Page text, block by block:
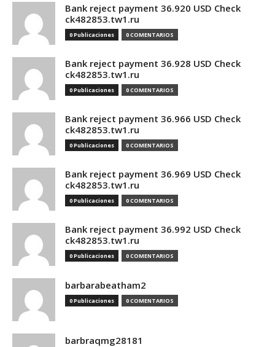
Bank reject payment 36.920 USD Check
ck482853.tw1.ru
0 Publicaciones 0 COMENTARIOS
Bank reject payment 36.928 USD Check
ck482853.tw1.ru
0 Publicaciones 0 COMENTARIOS
Bank reject payment 36.966 USD Check
ck482853.tw1.ru
0 Publicaciones 0 COMENTARIOS
Bank reject payment 36.969 USD Check
ck482853.tw1.ru
0 Publicaciones 0 COMENTARIOS
Bank reject payment 36.992 USD Check
ck482853.tw1.ru
0 Publicaciones 0 COMENTARIOS
barbarabeatham2
0 Publicaciones 0 COMENTARIOS
barbraqmg28181